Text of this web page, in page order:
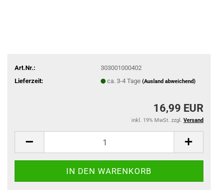
Art.Nr.:
303001000402
Lieferzeit:
ca. 3-4 Tage (Ausland abweichend)
16,99 EUR
inkl. 19% MwSt. zzgl. Versand